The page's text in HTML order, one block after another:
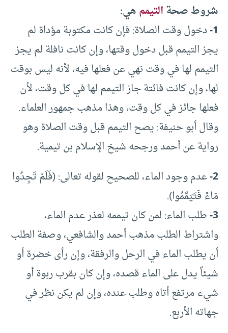
شروط صحةالتيممهي:
1- دخول وقت الصلاة: فإن كانت مكتوبة مؤداة لم
يجز التيمم قبل دخول وقتها، وإن كانت نافلة لم يجز
التيمم لها في وقت نهي عن فعلها فيه، لأنه ليس بوقت
لها، وإن كانت فائتة جاز التيمم لها في كل وقت، لأن
فعلها جائز في كل وقت، وهذا مذهب جمهور العلماء.
وقال أبو حنيفة: يصح التيمم قبل وقت الصلاة وهو
رواية عن أحمد ورجحه شيخ الإسلام بن تيمية.
2- عدم وجود الماء، للصحيح لقوله تعالى: (فَلَمْ تَجِدُوا
مَاءً فَتَيَمَّمُوا).
3- طلب الماء: لمن كان تيممه لعذر عدم الماء،
واشتراط الطلب مذهب أحمد والشافعي، وصفة الطلب
أن يطلب الماء في الرحل والرفقة، وإن رأى خضرة أو
شيئاً يدل على الماء قصده، وإن كان بقرب ربوة أو
شيء مرتفع أتاه وطلب عنده، وإن لم يكن نظر في
جهاته الأربع.